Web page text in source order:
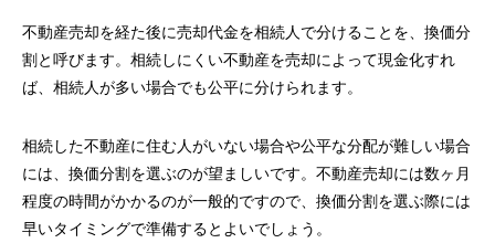
不動産売却を経た後に売却代金を相続人で分けることを、換価分
割と呼びます。相続しにくい不動産を売却によって現金化すれ
ば、相続人が多い場合でも公平に分けられます。
相続した不動産に住む人がいない場合や公平な分配が難しい場合
には、換価分割を選ぶのが望ましいです。不動産売却には数ヶ月
程度の時間がかかるのが一般的ですので、換価分割を選ぶ際には
早いタイミングで準備するとよいでしょう。